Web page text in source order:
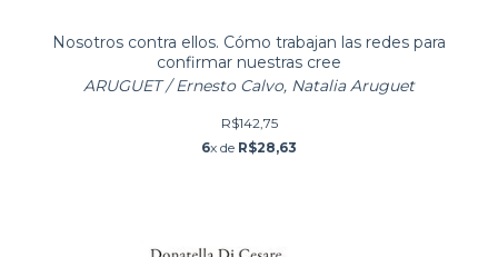
Nosotros contra ellos. Cómo trabajan las redes para
confirmar nuestras cree
ARUGUET / Ernesto Calvo, Natalia Aruguet
R$142,75
6x de R$28,63